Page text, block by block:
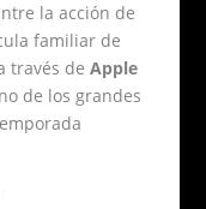
la acción de
familiar de
través deApple
de los grandes